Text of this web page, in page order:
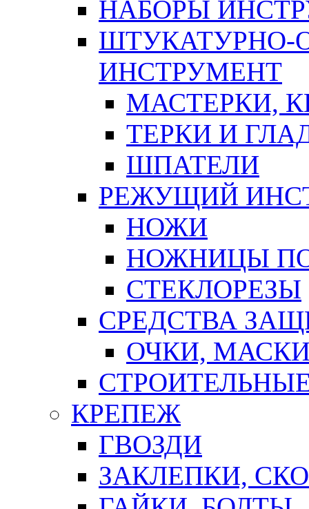
НАБОРЫ
ШТУКАТУРНО-
ИНСТРУМЕНТ
МАСТЕРКИ,
ТЕРКИ И
ШПАТЕЛИ
РЕЖУЩИЙ
НОЖИ
НОЖНИЦЫ
СТЕКЛОРЕЗЫ
СРЕДСТВА
ОЧКИ,
КРЕПЕЖ
ГВОЗДИ
ЗАКЛЕПКИ,